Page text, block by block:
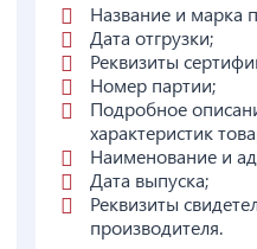
Название и марка
Дата отгрузки;
Реквизиты
Номер партии;
Подробное
характеристик
Наименование и
Дата выпуска;
Реквизиты
производителя.